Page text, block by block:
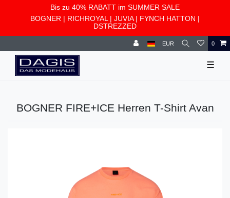
Bis zu 40% RABATT im SUMMER SALE
BOGNER | RICHROYAL | JUVIA| FYNCH HATTON |
DSTREZZED
EUR 0
☰
BOGNER FIRE+ICE Herren T-Shirt Avan